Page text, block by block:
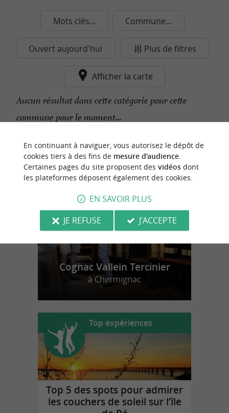
Mots clés... Commune...
Ouvert aujourd'hui Plus de filtres
Afficher la carte
Aucun résultat dans cette catégorie pour cette
commune pour le moment...
n
o
t
r
e
c
o
u
p
d
e
c
o
e
u
r
Cognac Vallein Tercinier
à Chermignac
Top expériences
Top 5 des spots pour admirer
les couchers de soleil sur l’île
En continuant à naviguer, vous autorisez le dépôt de
cookies tiers à des fins de mesure d'audience.
Certaines pages du site proposent des vidéosdont
les plateformes déposent également des cookies.
EN SAVOIR PLUS
JE REFUSE
J'ACCEPTE